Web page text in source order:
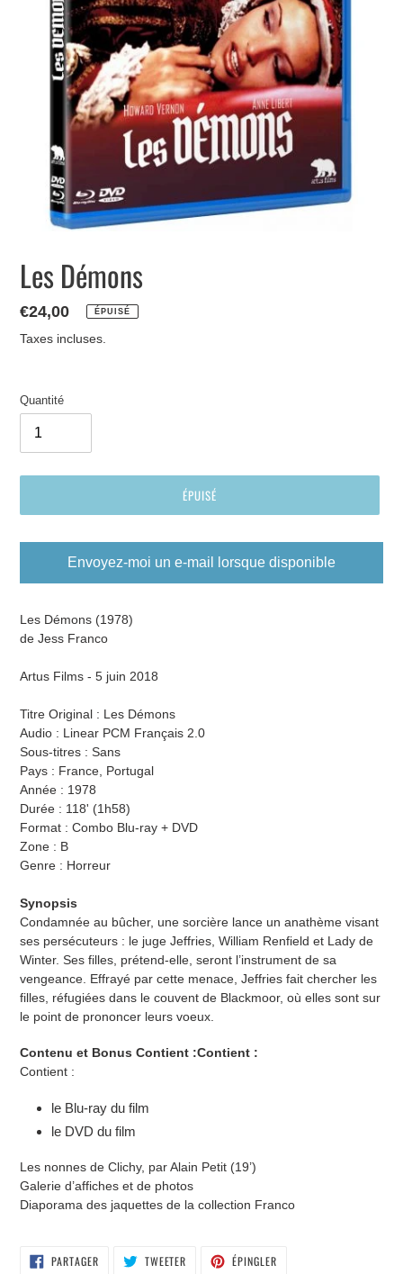
Les Démons
Prix
normal
€24,00 ÉPUISÉ
Taxes incluses.
Quantité
ÉPUISÉ
Envoyez-moi un e-mail lorsque disponible
d'un
produit
votre
Les Démons (1978)
de Jess Franco
Artus Films - 5 juin 2018
Titre Original : Les Démons
Audio : Linear PCM Français 2.0
Sous-titres : Sans
Pays : France, Portugal
Année : 1978
Durée : 118' (1h58)
Format : Combo Blu-ray + DVD
Zone : B
Genre : Horreur
Synopsis
Condamnée au bûcher, une sorcière lance un anathème visant
ses persécuteurs : le juge Jeffries, William Renfield et Lady de
Winter. Ses filles, prétend-elle, seront l’instrument de sa
vengeance. Effrayé par cette menace, Jeffries fait chercher les
filles, réfugiées dans le couvent de Blackmoor, où elles sont sur
le point de prononcer leurs voeux.
Contenu et Bonus Contient :Contient :
Contient :
le Blu-ray du film
le DVD du film
Les nonnes de Clichy, par Alain Petit (19’)
Galerie d’affiches et de photos
Diaporama des jaquettes de la collection Franco
PARTAGERPARTAGER
SUR
TWEETER TWEETER ÉPINGLER